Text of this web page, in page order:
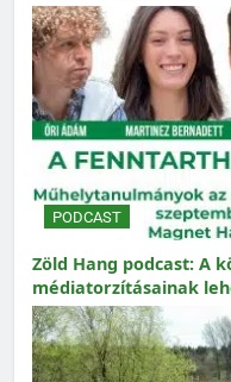
PODCAST
Zöld Hang podcast: A
médiatorzításainak